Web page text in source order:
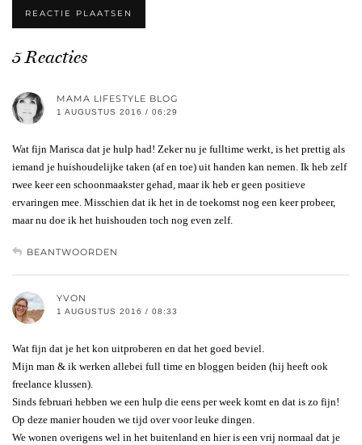
5 Reacties
MAMA LIFESTYLE BLOG
1 AUGUSTUS 2016 / 06:29
Wat fijn Marisca dat je hulp had! Zeker nu je fulltime werkt, is het prettig als
iemand je huishoudelijke taken (af en toe) uit handen kan nemen. Ik heb zelf
rwee keer een schoonmaakster gehad, maar ik heb er geen positieve
ervaringen mee. Misschien dat ik het in de toekomst nog een keer probeer,
maar nu doe ik het huishouden toch nog even zelf.
BEANTWOORDEN
YVON
1 AUGUSTUS 2016 / 08:33
Wat fijn dat je het kon uitproberen en dat het goed beviel.
Mijn man & ik werken allebei full time en bloggen beiden (hij heeft ook
freelance klussen).
Sinds februari hebben we een hulp die eens per week komt en dat is zo fijn!
Op deze manier houden we tijd over voor leuke dingen.
We wonen overigens wel in het buitenland en hier is een vrij normaal dat je